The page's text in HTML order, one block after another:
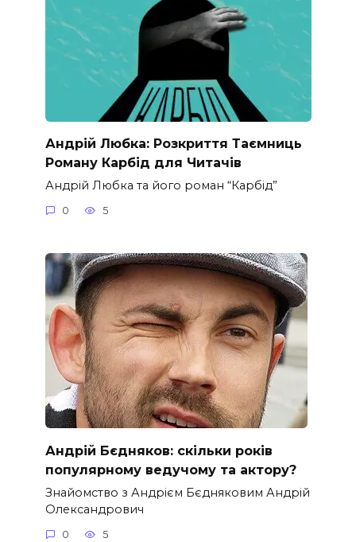
Андрій Любка: Розкриття Таємниць
Роману Карбід для Читачів
Андрій Любка та його роман “Карбід”
0 5
Андрій Бєдняков: скільки років
популярному ведучому та актору?
Знайомство з Андрієм Бєдняковим Андрій
Олександрович
0 5